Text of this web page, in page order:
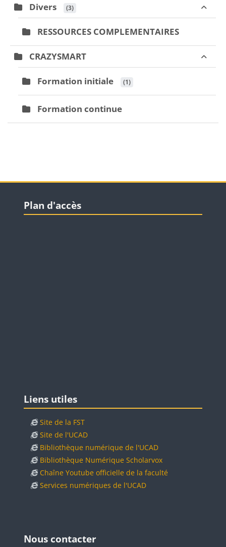
Divers (3)
RESSOURCES COMPLEMENTAIRES
CRAZYSMART
Formation initiale (1)
Formation continue
Blocs
Plan d'accès
Blocs
Liens utiles
Site de la FST
Site de l'UCAD
Bibliothèque numérique de l'UCAD
Bibliothèque Numérique Scholarvox
Chaîne Youtube officielle de la faculté
Services numériques de l'UCAD
Blocs
Nous contacter